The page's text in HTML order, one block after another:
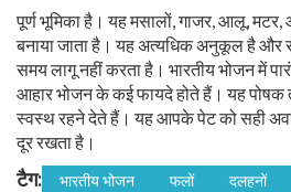
पूर्ण भूमिका है। यह मसालों, गाजर, आलू,
बनाया जाता है। यह अत्यधिक अनुकूल है और
समय लागू नहीं करता है। भारतीय भोजन में
आहार भोजन के कई फायदे होते हैं। यह पोषक
स्वस्थ रहने देते हैं। यह आपके पेट को सही
दूर रखता है।
टैग: भारतीय भोजन फलों दलहनों